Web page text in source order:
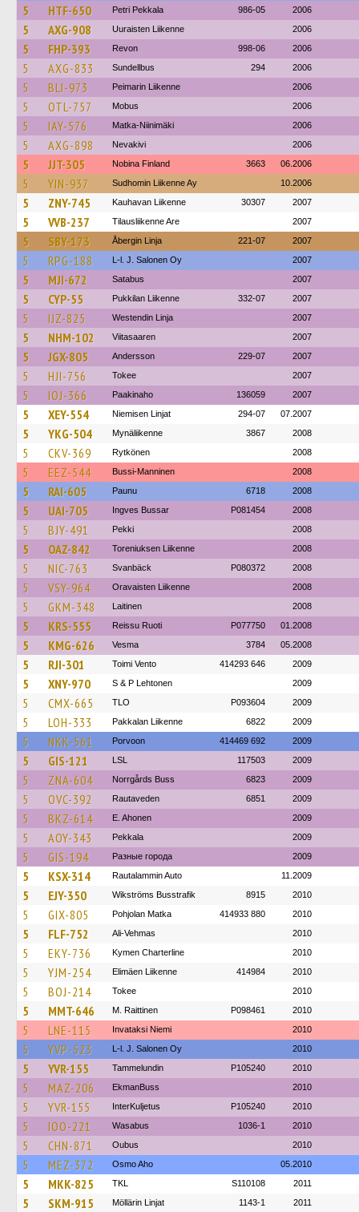
5 HTF-650 Petri Pekkala 986-05 2006
5 AXG-908 Uuraisten Liikenne 2006
5 FHP-393 Revon 998-06 2006
5 AXG-833 Sundellbus 294 2006
5 BLI-973 Peimarin Liikenne 2006
5 OTL-757 Mobus 2006
5 IAY-576 Matka-Niinimäki 2006
5 AXG-898 Nevakivi 2006
5 JJT-305 Nobina Finland 3663 06.2006
5 YIN-937 Sudhomin Liikenne Ay 10.2006
5 ZNY-745 Kauhavan Liikenne 30307 2007
5 VVB-237 Tilausliikenne Are 2007
5 SBY-173 Åbergin Linja 221-07 2007
5 RPG-188 L-l. J. Salonen Oy 2007
5 MJI-672 Satabus 2007
5 CYP-55 Pukkilan Liikenne 332-07 2007
5 IJZ-825 Westendin Linja 2007
5 NHM-102 Viitasaaren 2007
5 JGX-805 Andersson 229-07 2007
5 HJI-756 Tokee 2007
5 IOJ-366 Paakinaho 136059 2007
5 XEY-554 Niemisen Linjat 294-07 07.2007
5 YKG-504 Mynäliikenne 3867 2008
5 CKV-369 Rytkönen 2008
5 EEZ-544 Bussi-Manninen 2008
5 RAI-605 Paunu 6718 2008
5 UAI-705 Ingves Bussar P081454 2008
5 BJY-491 Pekki 2008
5 OAZ-842 Toreniuksen Liikenne 2008
5 NIC-763 Svanbäck P080372 2008
5 VSY-964 Oravaisten Liikenne 2008
5 GKM-348 Laitinen 2008
5 KRS-555 Reissu Ruoti P077750 01.2008
5 KMG-626 Vesma 3784 05.2008
5 RJI-301 Toimi Vento 414293 646 2009
5 XNY-970 S & P Lehtonen 2009
5 CMX-665 TLO P093604 2009
5 LOH-333 Pakkalan Liikenne 6822 2009
5 NKK-561 Porvoon 414469 692 2009
5 GIS-121 LSL 117503 2009
5 ZNA-604 Norrgårds Buss 6823 2009
5 OVC-392 Rautaveden 6851 2009
5 BKZ-614 E. Ahonen 2009
5 AOY-343 Pekkala 2009
5 GIS-194 Разные города 2009
5 KSX-314 Rautalammin Auto 11.2009
5 EJY-350 Wikströms Busstrafik 8915 2010
5 GIX-805 Pohjolan Matka 414933 880 2010
5 FLF-752 Ali-Vehmas 2010
5 EKY-736 Kymen Charterline 2010
5 YJM-254 Elimäen Liikenne 414984 2010
5 BOJ-214 Tokee 2010
5 MMT-646 M. Raittinen P098461 2010
5 LNE-115 Invataksi Niemi 2010
5 YVP-523 L-l. J. Salonen Oy 2010
5 YVR-155 Tammelundin P105240 2010
5 MAZ-206 EkmanBuss 2010
5 YVR-155 InterKuljetus P105240 2010
5 IOO-221 Wasabus 1036-1 2010
5 CHN-871 Oubus 2010
5 MEZ-372 Osmo Aho 05.2010
5 MKK-825 TKL S110108 2011
5 SKM-915 Möllärin Linjat 1143-1 2011